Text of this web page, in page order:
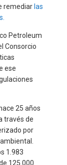
remediar las
Petroleum
Consorcio
ese
25 años
través de
por
1.983
125.000